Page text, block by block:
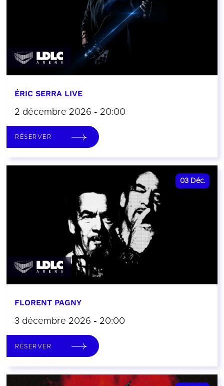
ÉRIC SERRA LIVE
2 décembre 2026 - 20:00
RÉSERVER
03 Déc.
FLORENT PAGNY
3 décembre 2026 - 20:00
RÉSERVER